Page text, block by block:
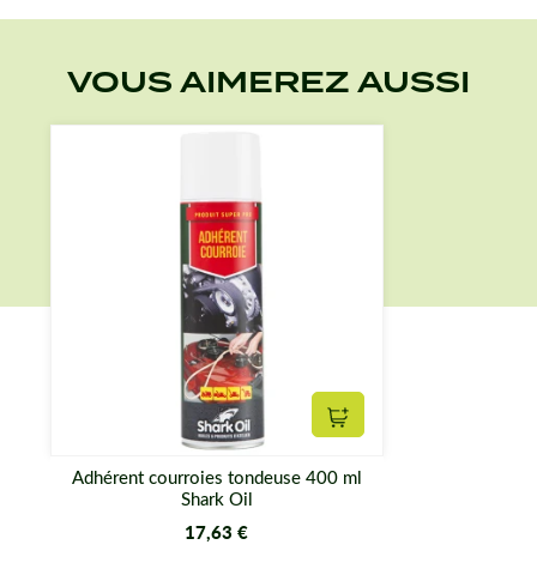
VOUS AIMEREZ AUSSI
Ajouter au panier
Adhérent courroies tondeuse 400 ml
Shark Oil
17,63 €